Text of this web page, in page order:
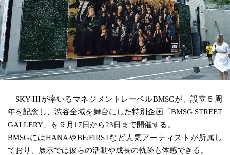
SKY-HIが率いるマネジメントレーベルBMSGが、設立５周
年を記念し、渋谷全域を舞台にした特別企画「BMSG STREET
GALLERY」を９月17日から23日まで開催する。
BMSGにはHANAやBE:FIRSTなど人気アーティストが所属し
ており、展示では彼らの活動や成長の軌跡も体感できる。